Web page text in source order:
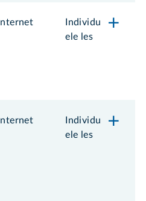
Internet
Individu
ele les
Internet
Individu
ele les